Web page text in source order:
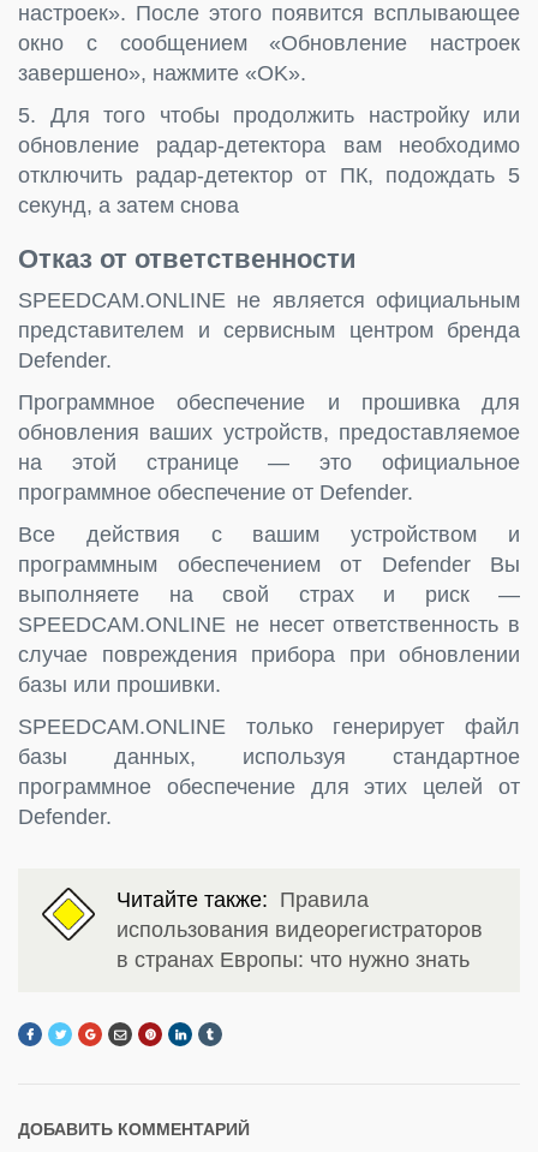
настроек». После этого появится всплывающее
окно с сообщением «Обновление настроек
завершено», нажмите «OK».
5. Для того чтобы продолжить настройку или
обновление радар-детектора вам необходимо
отключить радар-детектор от ПК, подождать 5
секунд, а затем снова
Отказ от ответственности
SPEEDCAM.ONLINE не является официальным
представителем и сервисным центром бренда
Defender.
Программное обеспечение и прошивка для
обновления ваших устройств, предоставляемое
на этой странице — это официальное
программное обеспечение от Defender.
Все действия с вашим устройством и
программным обеспечением от Defender Вы
выполняете на свой страх и риск —
SPEEDCAM.ONLINE не несет ответственность в
случае повреждения прибора при обновлении
базы или прошивки.
SPEEDCAM.ONLINE только генерирует файл
базы данных, используя стандартное
программное обеспечение для этих целей от
Defender.
Читайте также: Правила
использования видеорегистраторов
в странах Европы: что нужно знать
ДОБАВИТЬ КОММЕНТАРИЙ